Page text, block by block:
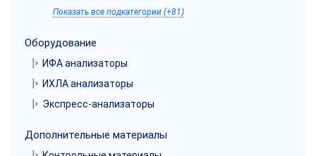
Показать все подкатегории (+81)
Оборудование
ИФА анализаторы
ИХЛА анализаторы
Экспресс-анализаторы
Дополнительные материалы